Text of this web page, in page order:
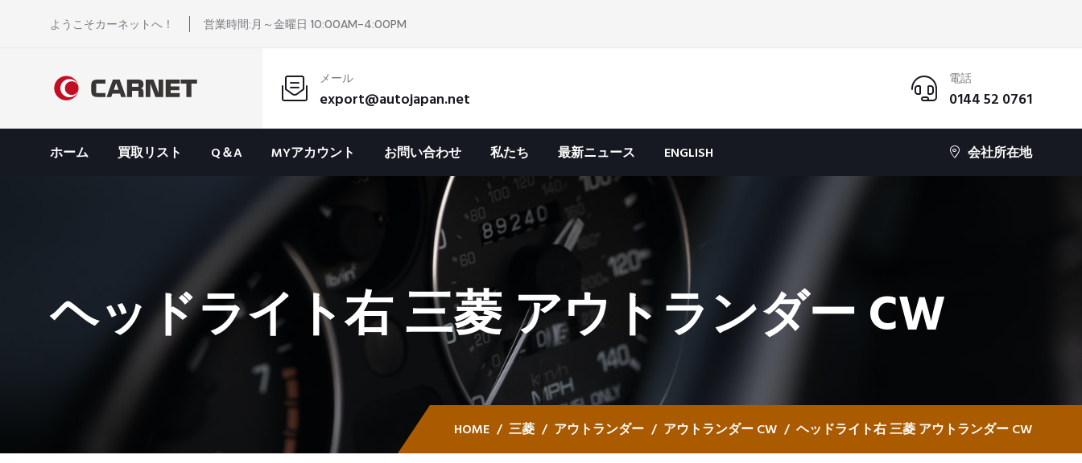
ようこそカーネットへ！ 営業時間:月～金曜日 10:00AM-4:00PM
メール
export@autojapan.net
電話
0144 52 0761
ホーム 買取リスト Q＆A MYアカウント お問い合わせ 私たち 最新ニュース ENGLISH 会社所在地
ヘッドライト右 三菱 アウトランダー CW
HOME 三菱 アウトランダー アウトランダー CW ヘッドライト右 三菱 アウトランダー CW